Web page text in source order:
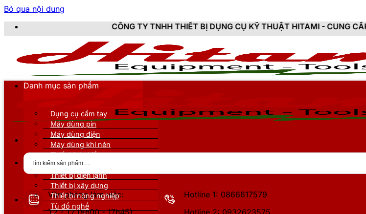
Bỏ qua nội dung
CÔNG TY TNHH THIẾT BỊ DỤNG CỤ KỸ THUẬT HITAMI - CUNG CẤP SẢN PHẨM
Văn phòng làm việc:
T2 - T7 (8h00 - 17h45)
Hotline 1: 0866617579
Hotline 2: 0932623575
Danh mục sản phẩm
Dụng cụ cầm tay
Máy dùng pin
Máy dùng điện
Máy dùng khí nén
Thiết bị đo kiểm
Thiết bị nâng đỡ
Thiết bị điện lạnh
Thiết bị xây dựng
Thiết bị nông nghiệp
Tủ đồ nghề